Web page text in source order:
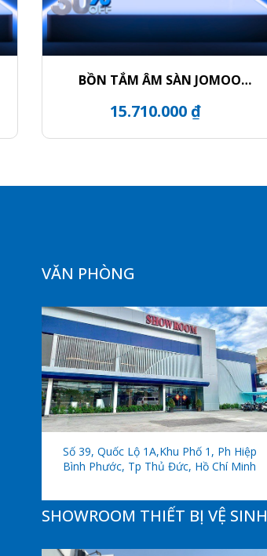
BỒN TẮM ÂM SÀN JOMOO
15.710.000 ₫
VĂN PHÒNG
Số 39, Quốc Lộ 1A,khu Phố 1, Ph Hiệp
Bình Phước, Tp Thủ Đức, Hồ Chí Minh
SHOWROOM THIẾT BỊ VỆ SINH